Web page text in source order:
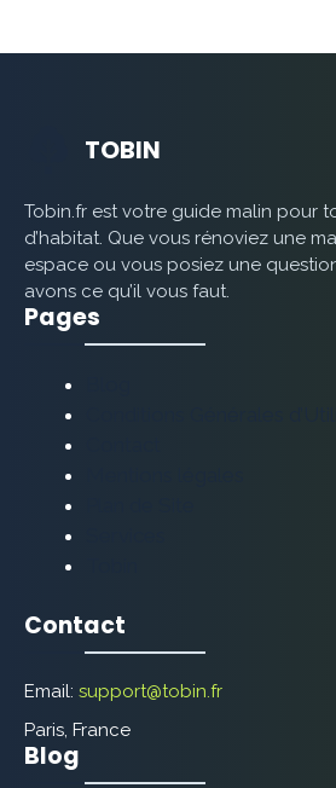
TOBIN
Tobin.fr est votre guide malin pour
d’habitat. Que vous rénoviez une
espace ou vous posiez une
avons ce qu’il vous faut.
Pages
Contact
Email: support@tobin.fr
Paris, France
Blog